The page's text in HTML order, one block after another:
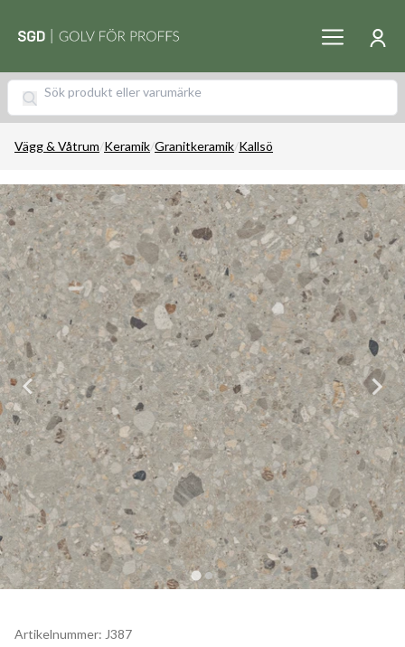
Vägg & Våtrum/Keramik/Granitkeramik/Kallsö
Artikelnummer: J387